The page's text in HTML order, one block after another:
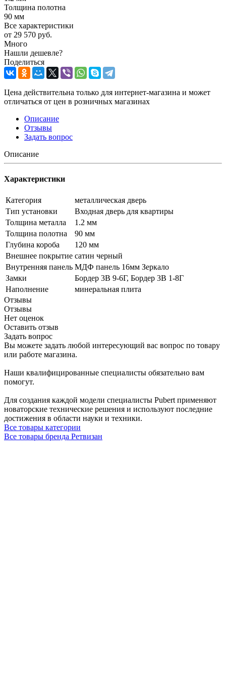
Толщина полотна
90 мм
Все характеристики
от 29 570 руб.
Много
Нашли дешевле?
Поделиться
Цена действительна только для интернет-магазина и может
отличаться от цен в розничных магазинах
Описание
Отзывы
Задать вопрос
Описание
Характеристики
Категория
металлическая дверь
Тип установки
Входная дверь для квартиры
Толщина металла
1.2 мм
Толщина полотна
90 мм
Глубина короба
120 мм
Внешнее покрытие сатин черный
Внутренняя панель МДФ панель 16мм Зеркало
Замки
Бордер 3В 9-6Г, Бордер 3В 1-8Г
Наполнение
минеральная плита
Отзывы
Отзывы
Нет оценок
Оставить отзыв
Задать вопрос
Вы можете задать любой интересующий вас вопрос по товару
или работе магазина.
Наши квалифицированные специалисты обязательно вам
помогут.
Для создания каждой модели специалисты Pubert применяют
новаторские технические решения и используют последние
достижения в области науки и техники.
Все товары категории
Все товары бренда Ретвизан